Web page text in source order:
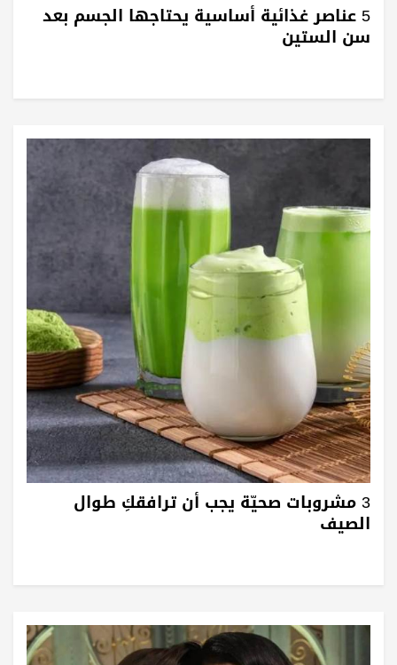
5 عناصر غذائية أساسية يحتاجها الجسم بعد
سن الستين
3 مشروبات صحيّة يجب أن ترافقكِ طوال
الصيف